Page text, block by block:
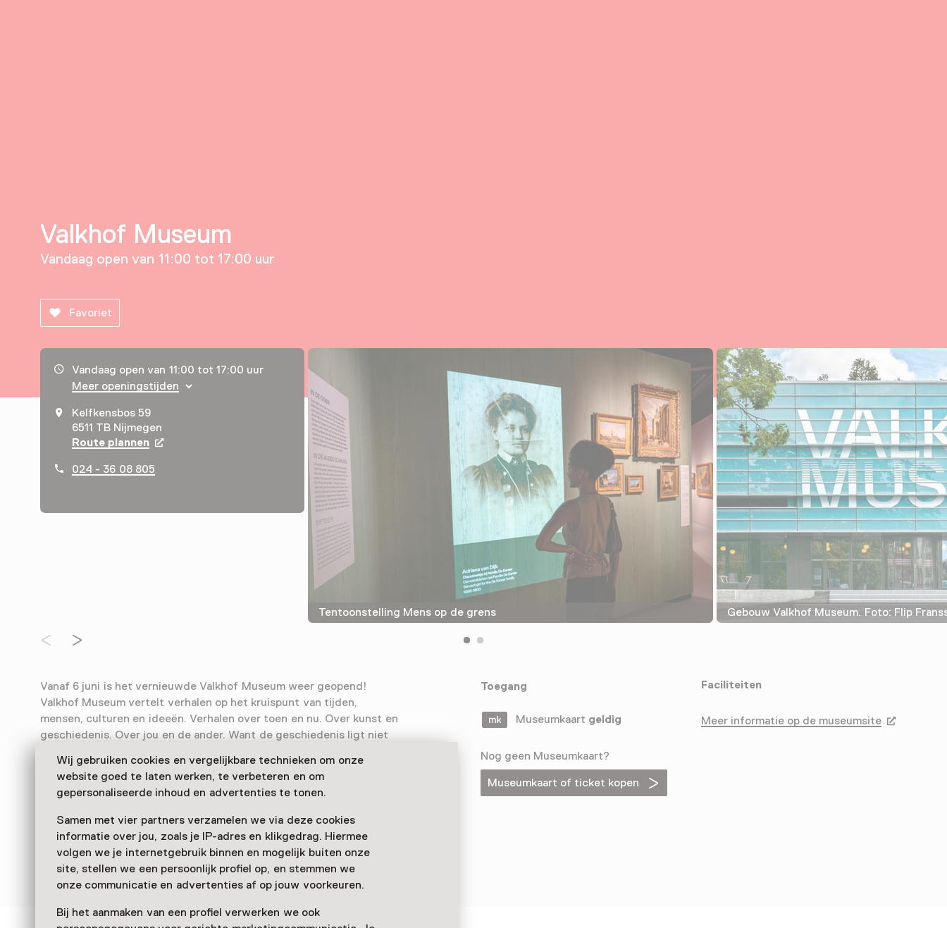
Wij gebruiken cookies en vergelijkbare technieken om onze
website goed te laten werken, te verbeteren en om
gepersonaliseerde inhoud en advertenties te tonen.
Samen met vier partners verzamelen we via deze cookies
informatie over jou, zoals je IP-adres en klikgedrag. Hiermee
volgen we je internetgebruik binnen en mogelijk buiten onze
site, stellen we een persoonlijk profiel op, en stemmen we
onze communicatie en advertenties af op jouw voorkeuren.
Bij het aanmaken van een profiel verwerken we ook
Valkhof Museum
Vandaag open van 11:00 tot 17:00 uur
Favoriet
Openingstijden, adres & telefoonnummer
Vandaag open van 11:00 tot 17:00 uur
Meer openingstijden
Kelfkensbos 59
6511 TB Nijmegen
Route plannen Opent in een nieuw tabblad
024 - 36 08 805
Tentoonstelling Mens op de grens Gebouw Valkhof Museum. Foto: Flip
Vanaf 6 juni is het vernieuwde Valkhof Museum weer geopend!
Valkhof Museum vertelt verhalen op het kruispunt van tijden,
mensen, culturen en ideeën. Verhalen over toen en nu. Over kunst en
geschiedenis. Over jou en de ander. Want de geschiedenis ligt niet
waren anderen vóór jou. Door onverwachte verbanden te leggen,
laat Valkhof Museum je met andere ogen kijken naar het verleden én
vandaag.
Verder lezen
Toegang
Museumkaart geldig
Nog geen Museumkaart?
Museumkaart of ticket kopen
Faciliteiten
Meer informatie op de museumsite Opent in